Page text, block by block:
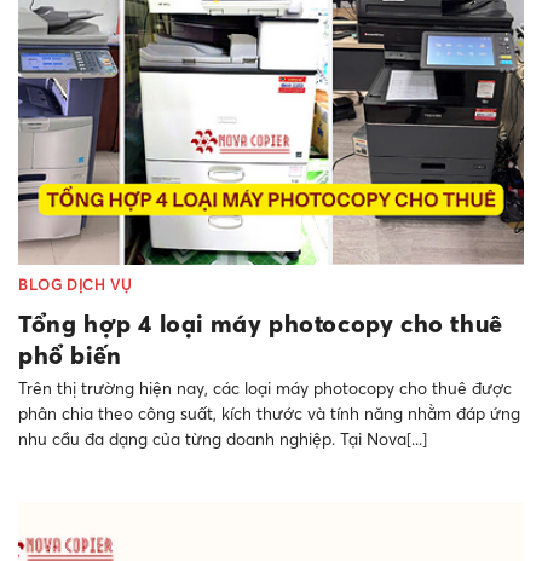
BLOG DỊCH VỤ
Tổng hợp 4 loại máy photocopy cho thuê
phổ biến
Trên thị trường hiện nay, các loại máy photocopy cho thuê được
phân chia theo công suất, kích thước và tính năng nhằm đáp ứng
nhu cầu đa dạng của từng doanh nghiệp. Tại Nova[...]